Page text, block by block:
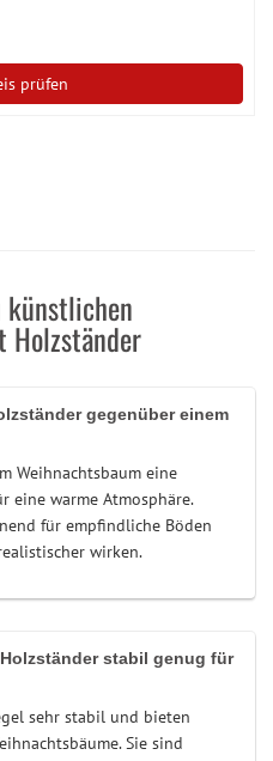
prüfen
künstlichen
Holzständer
gegenüber einem
Weihnachtsbaum eine
warme Atmosphäre.
für empfindliche Böden
wirken.
stabil genug für
sehr stabil und bieten
Sie sind